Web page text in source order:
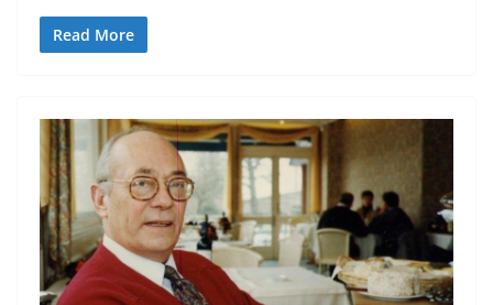
Read More